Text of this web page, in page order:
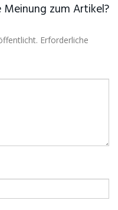
zum Artikel?
Erforderliche